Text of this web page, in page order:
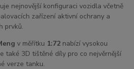
nejnovější konfiguraci vozidla včetně
zařízení aktivní ochrany a
prvků.
v měřítku 1:72 nabízí vysokou
také 3D tištěné díly pro co nejvěrnější
verze tanku.